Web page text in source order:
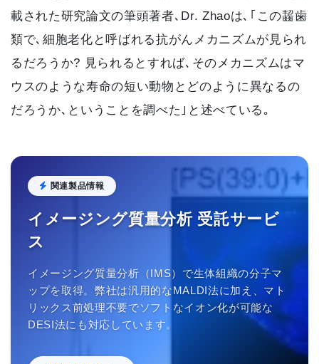
載された研究論文の筆頭著者､Dr. Zhaoは､｢この齧歯
類で､細胞老化と呼ばれる抗がんメカニズムが見られ
るだろうか? 見られるとすれば､そのメカニズムはマ
ウスのような寿命の短い動物とどのように異なるの
だろうか､ということを調べた｣と述べている｡
関連製品情報
イメージング質量分析 受託サービ
ス
イメージング質量分析（IMS）で生体組織の分子マ
ップを取得。弊社は汎用的なMALDI法に加え、マト
リックス前処理不要でソフトなイオン化が可能な
DESI法にも対応しています。